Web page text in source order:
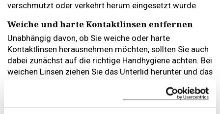
verschmutzt oder verkehrt herum eingesetzt wurde.
Weiche und harte Kontaktlinsen entfernen
Unabhängig davon, ob Sie weiche oder harte
Kontaktlinsen herausnehmen möchten, sollten Sie auch
dabei zunächst auf die richtige Handhygiene achten. Bei
weichen Linsen ziehen Sie das Unterlid herunter und das
oben und bewegen Sie die Linse mit dem Finger von der
Pupille in den weissen Bereich des Auges. Dort können